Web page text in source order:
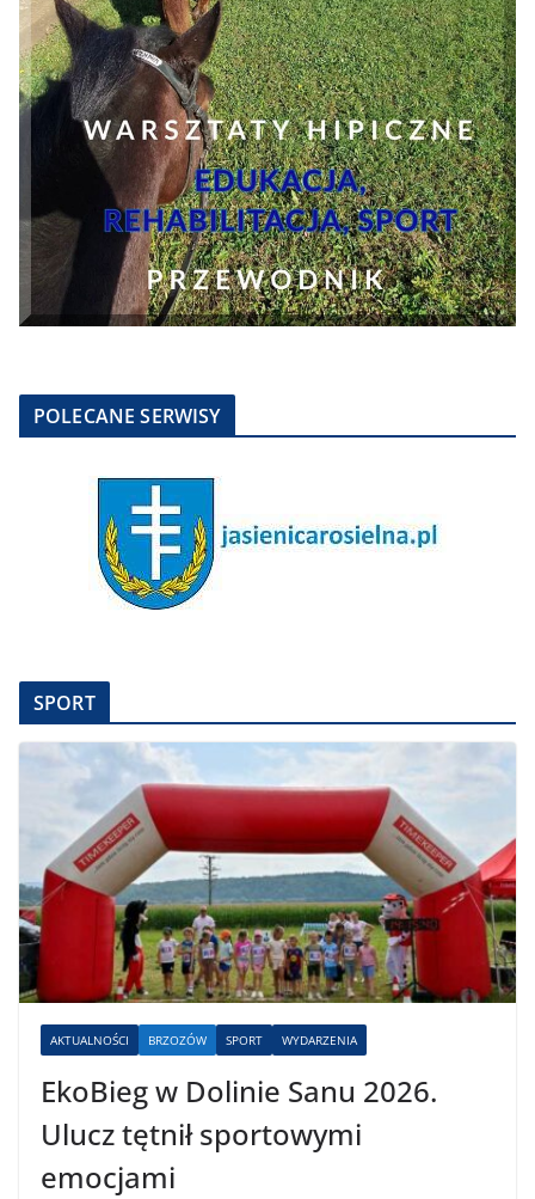
POLECANE SERWISY
SPORT
AKTUALNOŚCI BRZOZÓW SPORT WYDARZENIA
EkoBieg w Dolinie Sanu 2026.
Ulucz tętnił sportowymi
emocjami